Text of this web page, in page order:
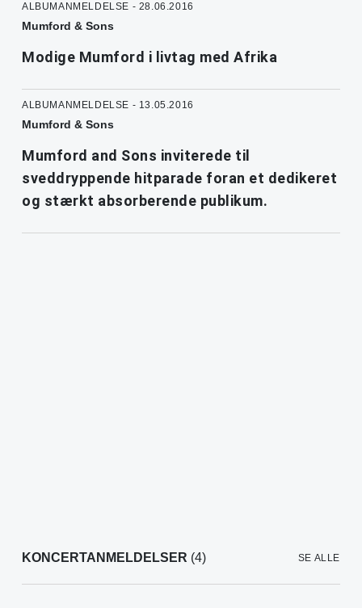
ALBUMANMELDELSE - 28.06.2016
Mumford & Sons
Modige Mumford i livtag med Afrika
ALBUMANMELDELSE - 13.05.2016
Mumford & Sons
Mumford and Sons inviterede til
sveddryppende hitparade foran et dedikeret
og stærkt absorberende publikum.
KONCERTANMELDELSER (4) SE ALLE